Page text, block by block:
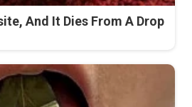
And It Dies From A Drop